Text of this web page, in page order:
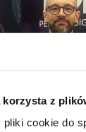
korzysta z
cookie do